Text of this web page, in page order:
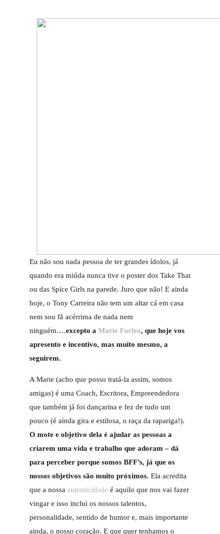
Eu não sou nada pessoa de ter grandes ídolos, já
quando era miúda nunca tive o poster dos Take That
ou das Spice Girls na parede. Juro que não! E ainda
hoje, o Tony Carreira não tem um altar cá em casa
nem sou fã acérrima de nada nem
ninguém….excepto a Marie Forleo, que hoje vos
apresento e incentivo, mas muito mesmo, a
seguirem.
A Marie (acho que posso tratá-la assim, somos
amigas) é uma Coach, Escritora, Empreendedora
que também já foi dançarina e fez de tudo um
pouco (é ainda gira e estilosa, o raça da rapariga!).
O mote e objetivo dela é ajudar as pessoas a
criarem uma vida e trabalho que adoram – dá
para perceber porque somos BFF’s, já que os
nossos objetivos são muito próximos. Ela acredita
que a nossa autenticidade é aquilo que nos vai fazer
vingar e isso inclui os nossos talentos,
personalidade, sentido de humor e, mais importante
ainda, o nosso coração. E que quer tenhamos o